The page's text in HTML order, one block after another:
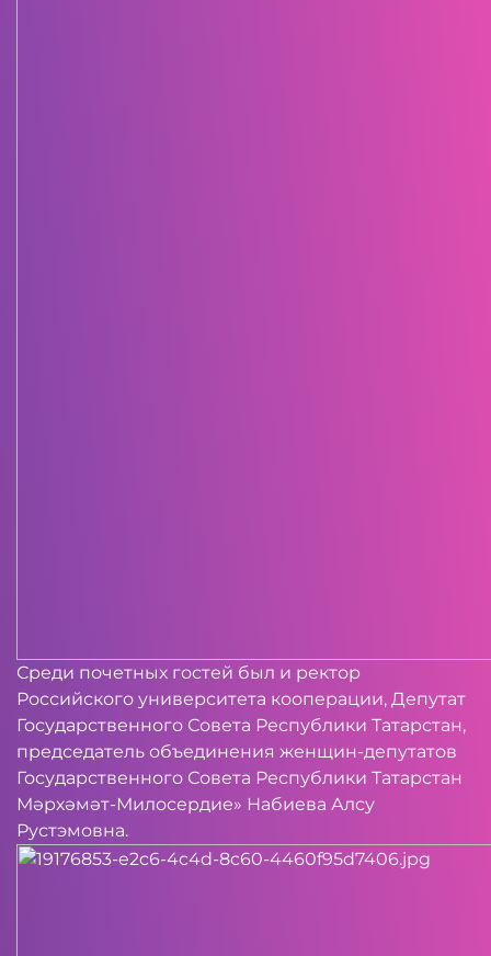
Среди почетных гостей был и ректор
Российского университета кооперации, Депутат
Государственного Совета Республики Татарстан,
председатель объединения женщин-депутатов
Государственного Совета Республики Татарстан
Мәрхәмәт-Милосердие» Набиева Алсу
Рустэмовна.